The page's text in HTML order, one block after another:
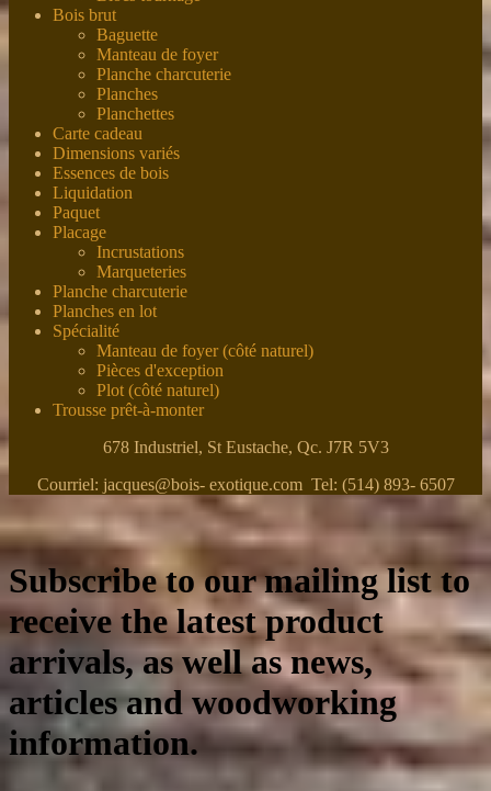
Bois brut
Baguette
Manteau de foyer
Planche charcuterie
Planches
Planchettes
Carte cadeau
Dimensions variés
Essences de bois
Liquidation
Paquet
Placage
Incrustations
Marqueteries
Planche charcuterie
Planches en lot
Spécialité
Manteau de foyer (côté naturel)
Pièces d'exception
Plot (côté naturel)
Trousse prêt-à-monter
678 Industriel, St Eustache, Qc. J7R 5V3
Courriel: jacques@bois- exotique.com Tel: (514) 893- 6507
Subscribe to our mailing list to
receive the latest product
arrivals, as well as news,
articles and woodworking
information.